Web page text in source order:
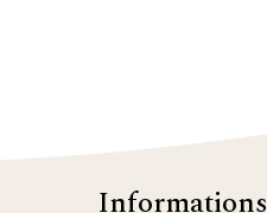
Informations